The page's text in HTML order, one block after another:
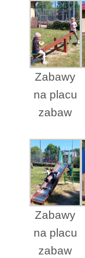
Zabawy
na placu
zabaw
Zabawy
na placu
zabaw